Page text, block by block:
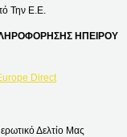
Την Ε.Ε.
ΗΠΕΙΡΟΥ
Direct
Δελτίο Μας